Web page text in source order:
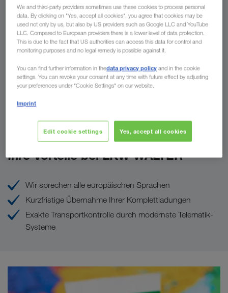
Nach
Land
Jetzt anfragen
Ihre Vorteile bei LKW WALTER
Wir sprechen alle europäischen Sprachen
Kurzfristige Übernahme Ihrer Komplettladungen
Exakte Transportkontrolle durch modernste Telematik-
Systeme
We and third-party providers sometimes use these cookies to process personal
data. By clicking on "Yes, accept all cookies", you agree that cookies may be
used not only by us, but also by US providers such as Google LLC and YouTube
LLC. Compared to European providers there is a lower level of data protection.
This is due to the fact that US authorities can access this data for control and
monitoring purposes and no legal remedy is possible against it.
You can find further information in thedata privacy policy and in the cookie
settings. You can revoke your consent at any time with future effect by adjusting
your preferences under "Cookie Settings" on our website.
Imprint
Edit cookie settings Yes, accept all cookies